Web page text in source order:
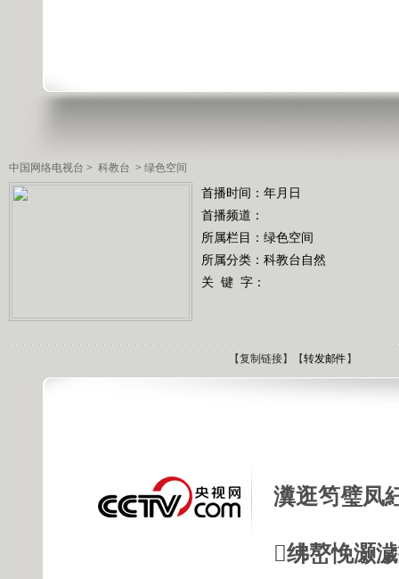
中国网络电视台 > 科教台 > 绿色空间
首播时间：年月日
首播频道：
所属栏目： 绿色空间
所属分类：科教台自然
关 键 字：
【复制链接】【转发邮件 】
瀵逛笉璧凤
绋嶅悗灏